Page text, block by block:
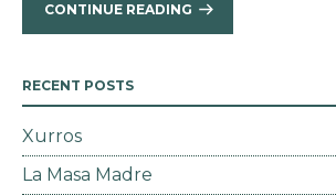
CONTINUE READING
RECENT POSTS
Xurros
La Masa Madre